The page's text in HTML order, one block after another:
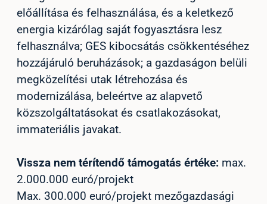
előállítása és felhasználása, és a keletkező
energia kizárólag saját fogyasztásra lesz
felhasználva; GES kibocsátás csökkentéséhez
hozzájáruló beruházások; a gazdaságon belüli
megközelítési utak létrehozása és
modernizálása, beleértve az alapvető
közszolgáltatásokat és csatlakozásokat,
immateriális javakat.
Vissza nem térítendő támogatás értéke: max.
2.000.000 euró/projekt
Max. 300.000 euró/projekt mezőgazdasági